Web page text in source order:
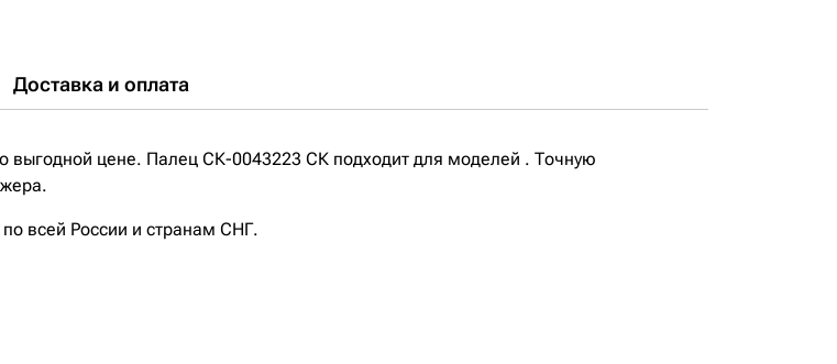
Доставка и оплата
выгодной цене. Палец СК-0043223 СК подходит для моделей . Точную
всей России и странам СНГ.